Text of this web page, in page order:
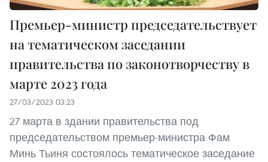
Премьер-министр председательствует
на тематическом заседании
правительства по законотворчеству в
марте 2023 года
27/03/2023 03:23
27 марта в здании правительства под
председательством премьер-министра Фам
Минь Тьиня состоялось тематическое заседание